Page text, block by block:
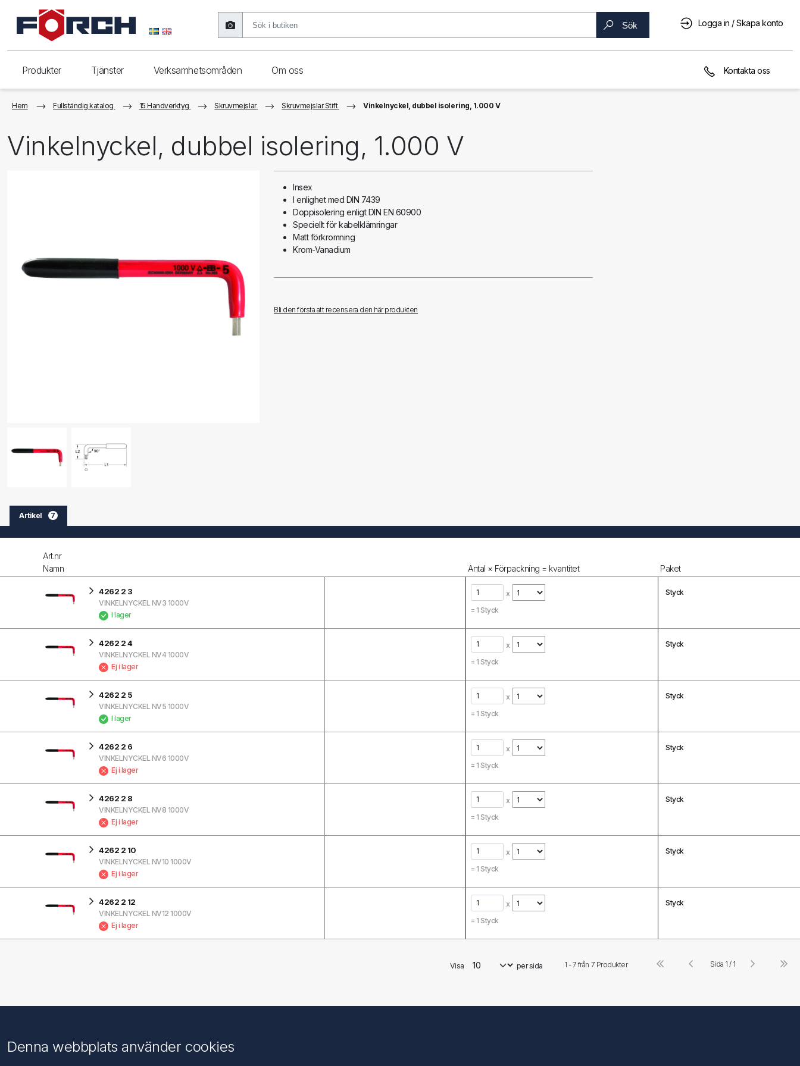
Sök Logga in / Skapa konto
Produkter Tjänster Verksamhetsområden Om oss Kontakta oss
Hem Fullständig katalog 15 Handverktyg Skruvmejslar Skruvmejslar Stift Vinkelnyckel, dubbel isolering, 1.000 V
Vinkelnyckel, dubbel isolering, 1.000 V
Insex
I enlighet med DIN 7439
Doppisolering enligt DIN EN 60900
Speciellt för kabelklämringar
Matt förkromning
Krom-Vanadium
Bli den första att recensera den här produkten
Artikel 7
Art.nr
Namn
Antal × Förpackning = kvantitet Paket
4262 2 3
VINKELNYCKEL NV3 1000V
I lager
x
= 1 Styck
Styck
4262 2 4
VINKELNYCKEL NV4 1000V
Ej i lager
x
= 1 Styck
Styck
4262 2 5
VINKELNYCKEL NV5 1000V
I lager
x
= 1 Styck
Styck
4262 2 6
VINKELNYCKEL NV6 1000V
Ej i lager
x
= 1 Styck
Styck
4262 2 8
VINKELNYCKEL NV8 1000V
Ej i lager
x
= 1 Styck
Styck
4262 2 10
VINKELNYCKEL NV10 1000V
Ej i lager
x
= 1 Styck
Styck
4262 2 12
VINKELNYCKEL NV12 1000V
Ej i lager
x
= 1 Styck
Styck
Visa per sida 1 - 7 från 7 Produkter Sida 1 / 1
Information Kundtjänst
Denna webbplats använder cookies